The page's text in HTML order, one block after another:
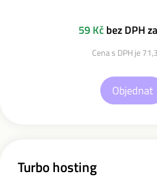
59 Kčbez DPH
Cena s DPH je
Objednat
Turbo hosting